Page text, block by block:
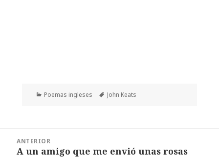
Categorías
Poemas ingleses Etiquetas
John Keats
ANTERIOR
Entrada
A un amigo que me envió unas rosas